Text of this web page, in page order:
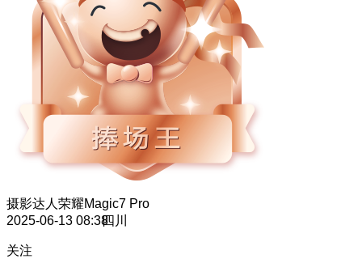
摄影达人 荣耀Magic7 Pro
2025-06-13 08:38四川
关注